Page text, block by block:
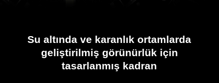
Su altında ve karanlık ortamlarda
geliştirilmiş görünürlük için
tasarlanmış kadran